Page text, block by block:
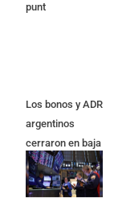
punt
Los bonos y ADR
argentinos
cerraron en baja
y el riesgo país
volvió a subir